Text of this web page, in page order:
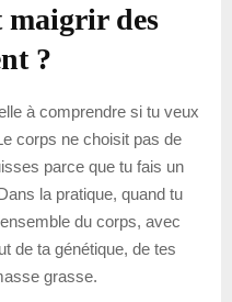
maigrir des
?
à comprendre si tu veux
corps ne choisit pas de
parce que tu fais un
la pratique, quand tu
du corps, avec
de ta génétique, de tes
grasse.